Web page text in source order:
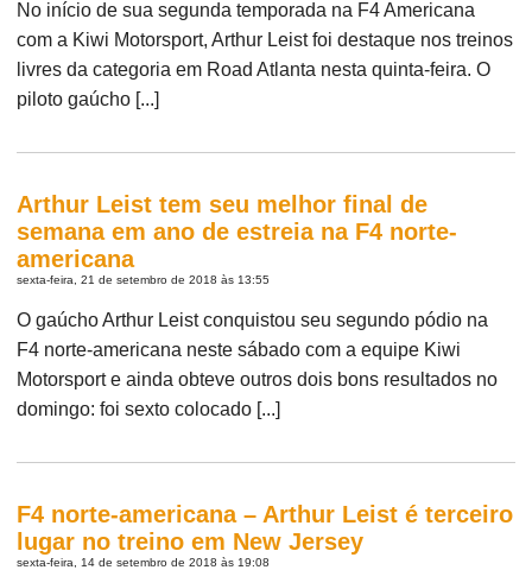
No início de sua segunda temporada na F4 Americana
com a Kiwi Motorsport, Arthur Leist foi destaque nos treinos
livres da categoria em Road Atlanta nesta quinta-feira. O
piloto gaúcho [...]
Arthur Leist tem seu melhor final de
semana em ano de estreia na F4 norte-
americana
sexta-feira, 21 de setembro de 2018 às 13:55
O gaúcho Arthur Leist conquistou seu segundo pódio na
F4 norte-americana neste sábado com a equipe Kiwi
Motorsport e ainda obteve outros dois bons resultados no
domingo: foi sexto colocado [...]
F4 norte-americana – Arthur Leist é terceiro
lugar no treino em New Jersey
sexta-feira, 14 de setembro de 2018 às 19:08